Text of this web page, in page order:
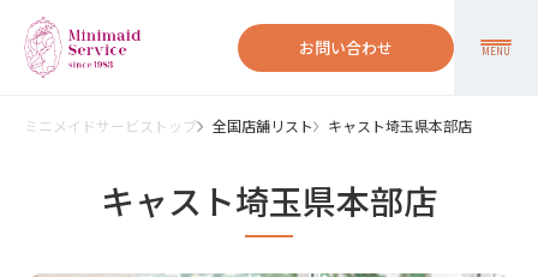
お問い合わせ MENU
ミニメイドサービストップ 全国店舗リスト キャスト埼玉県本部店
キャスト埼玉県本部店